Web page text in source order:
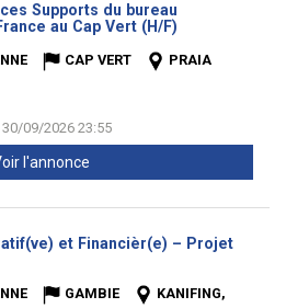
Supports du bureau
au Cap Vert (H/F)
CAP VERT
PRAIA
09/2026 23:55
l'annonce
et Financièr(e) – Projet
GAMBIE
KANIFING,